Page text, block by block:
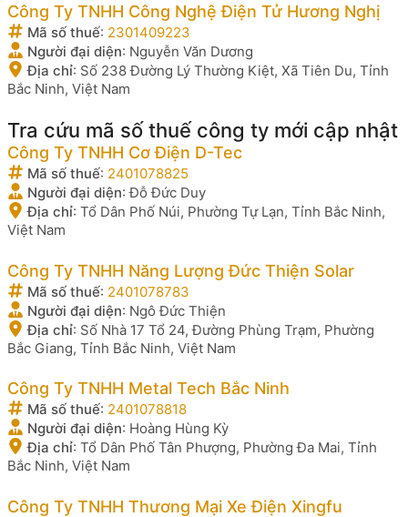
Công Ty TNHH Công Nghệ Điện Tử Hương Nghị
Mã số thuế: 2301409223
Người đại diện: Nguyễn Văn Dương
Địa chỉ: Số 238 Đường Lý Thường Kiệt, Xã Tiên Du, Tỉnh
Bắc Ninh, Việt Nam
Tra cứu mã số thuế công ty mới cập nhật
Công Ty TNHH Cơ Điện D-Tec
Mã số thuế: 2401078825
Người đại diện:Đỗ Đức Duy
Địa chỉ: Tổ Dân Phố Núi, Phường Tự Lạn, Tỉnh Bắc Ninh,
Việt Nam
Công Ty TNHH Năng Lượng Đức Thiện Solar
Mã số thuế: 2401078783
Người đại diện: Ngô Đức Thiện
Địa chỉ: Số Nhà 17 Tổ 24, Đường Phùng Trạm, Phường
Bắc Giang, Tỉnh Bắc Ninh, Việt Nam
Công Ty TNHH Metal Tech Bắc Ninh
Mã số thuế: 2401078818
Người đại diện: Hoàng Hùng Kỳ
Địa chỉ: Tổ Dân Phố Tân Phượng, Phường Đa Mai, Tỉnh
Bắc Ninh, Việt Nam
Công Ty TNHH Thương Mại Xe Điện Xingfu